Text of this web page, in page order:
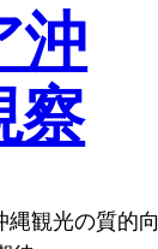
沖
察
観光の質的向